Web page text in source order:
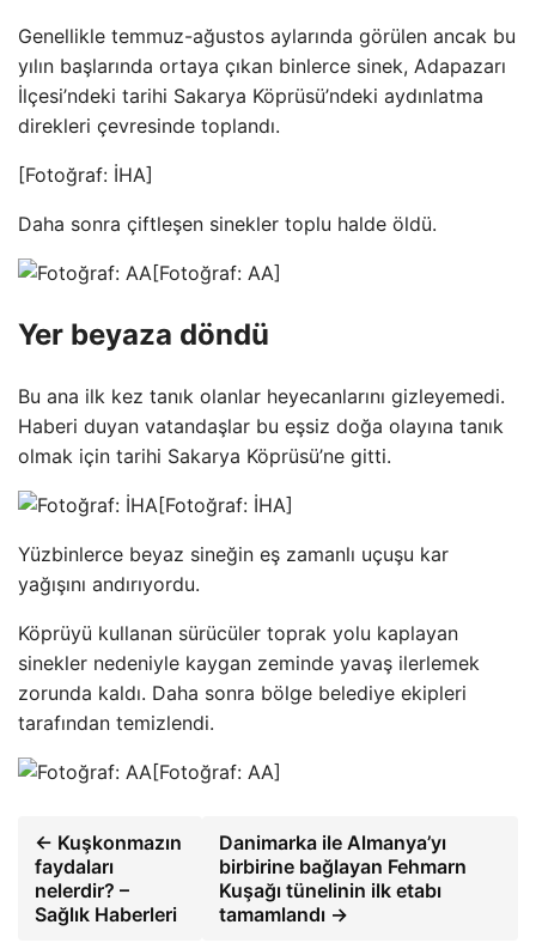
Genellikle temmuz-ağustos aylarında görülen ancak bu
yılın başlarında ortaya çıkan binlerce sinek, Adapazarı
İlçesi’ndeki tarihi Sakarya Köprüsü’ndeki aydınlatma
direkleri çevresinde toplandı.
[Fotoğraf: İHA]
Daha sonra çiftleşen sinekler toplu halde öldü.
[Fotoğraf: AA]
Yer beyaza döndü
Bu ana ilk kez tanık olanlar heyecanlarını gizleyemedi.
Haberi duyan vatandaşlar bu eşsiz doğa olayına tanık
olmak için tarihi Sakarya Köprüsü’ne gitti.
[Fotoğraf: İHA]
Yüzbinlerce beyaz sineğin eş zamanlı uçuşu kar
yağışını andırıyordu.
Köprüyü kullanan sürücüler toprak yolu kaplayan
sinekler nedeniyle kaygan zeminde yavaş ilerlemek
zorunda kaldı. Daha sonra bölge belediye ekipleri
tarafından temizlendi.
[Fotoğraf: AA]
← Kuşkonmazın
faydaları
nelerdir? –
Sağlık Haberleri
Danimarka ile Almanya’yı
birbirine bağlayan Fehmarn
Kuşağı tünelinin ilk etabı
tamamlandı →